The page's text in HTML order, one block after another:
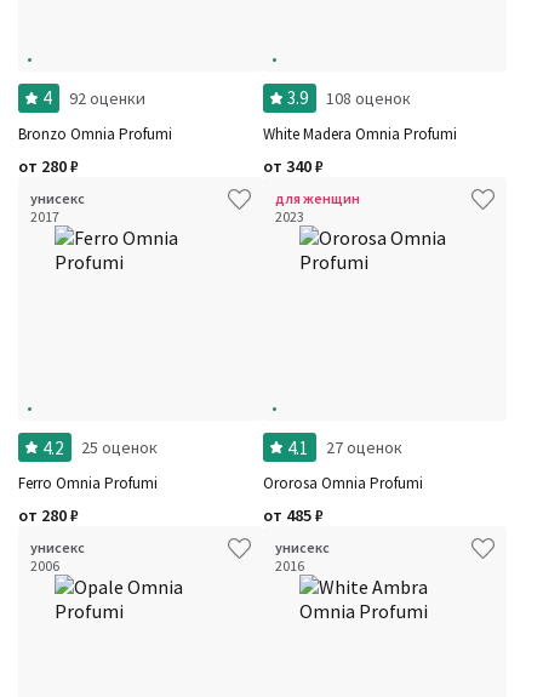
Фильтры
4 92 оценки
Bronzo Omnia Profumi
от 280₽
3.9 108 оценок
White Madera Omnia Profumi
от 340₽
унисекс
2017
4.2 25 оценок
Ferro Omnia Profumi
от 280₽
для женщин
2023
4.1 27 оценок
Ororosa Omnia Profumi
от 485₽
унисекс
2006
унисекс
2016